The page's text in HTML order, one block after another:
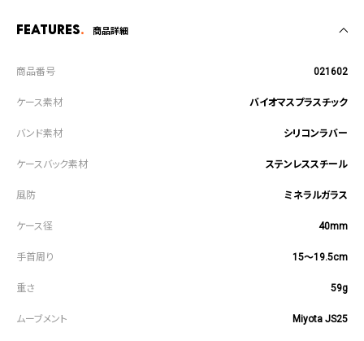
Features 商品詳細
021602
バイオマスプラスチック
シリコンラバー
ステンレススチール
ミネラルガラス
40mm
15～19.5cm
59g
Miyota JS25